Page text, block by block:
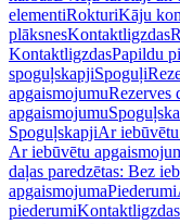
elementiRokturiKāju
plāksnesKontaktligzdas
KontaktligzdasPapildu
spoguļskapjiSpoguļi
apgaismojumuRezerves
apgaismojumu
SpoguļskapjiAr
Ar iebūvētu
daļas paredzētas: Bez
apgaismojumaPiederumi
piederumiKontaktligzdas